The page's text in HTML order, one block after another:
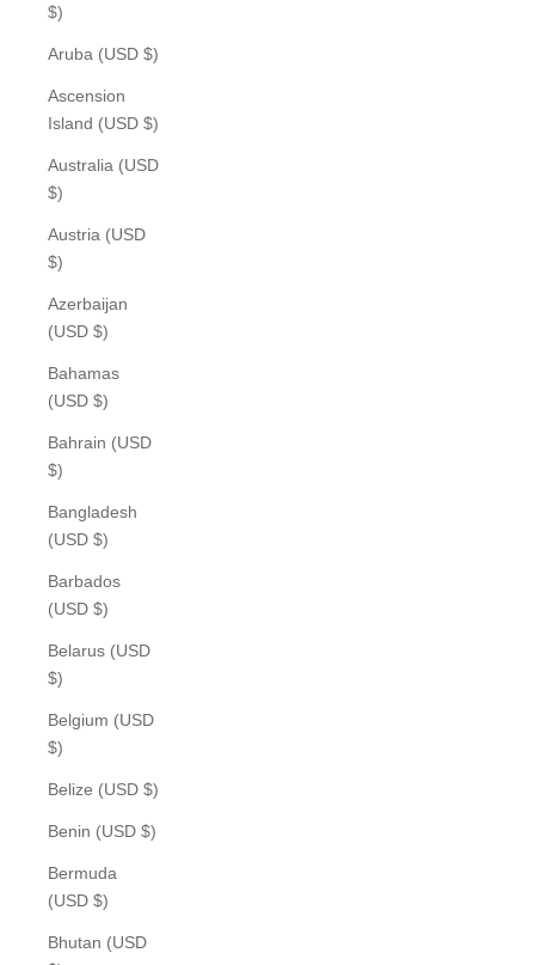
$)
Aruba (USD $)
Ascension
Island (USD $)
Australia (USD
$)
Austria (USD
$)
Azerbaijan
(USD $)
Bahamas
(USD $)
Bahrain (USD
$)
Bangladesh
(USD $)
Barbados
(USD $)
Belarus (USD
$)
Belgium (USD
$)
Belize (USD $)
Benin (USD $)
Bermuda
(USD $)
Bhutan (USD